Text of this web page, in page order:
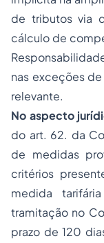
de tributos via
cálculo de
nas exceções
relevante.
No aspecto
do art. 62. da
de medidas
critérios
medida
tramitação no
prazo de 120